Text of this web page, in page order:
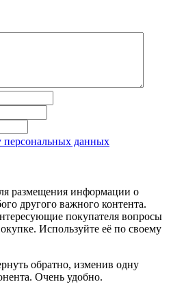
персональных данных
размещения информации о
другого важного контента.
покупателя вопросы
Используйте её по своему
обратно, изменив одну
Очень удобно.